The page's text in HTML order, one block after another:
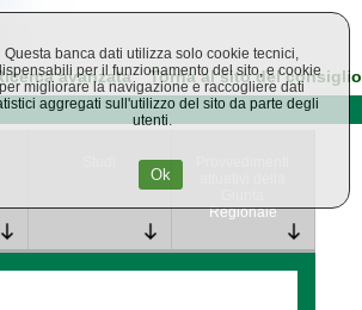
avanzata Torna al sito del consiglio
Regionale
Questa banca dati utilizza solo cookie tecnici,
per il funzionamento del sito, e cookie
per migliorare la navigazione e raccogliere dati
aggregati sull'utilizzo del sito da parte degli
utenti.
Ok